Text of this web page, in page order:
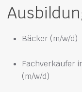
Bäcker (m/w/d)
Fachverkäufer
(m/w/d)